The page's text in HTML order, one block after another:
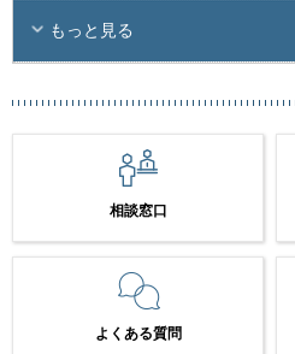
もっと見る
相談窓口
よくある質問